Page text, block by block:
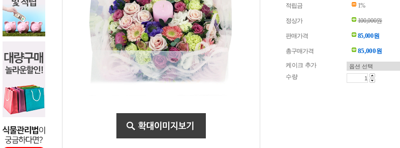
적립금 1%
정상가 100,000원
판매가격 85,000원
총구매가격 85,000원
케이크 추가
수량